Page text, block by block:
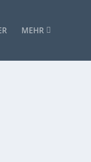
MEHR